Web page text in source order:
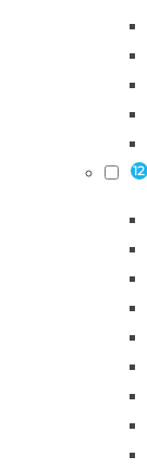
12